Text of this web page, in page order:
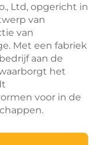
Ltd, opgericht in
van
van
Met een fabriek
aan de
het
voor in de